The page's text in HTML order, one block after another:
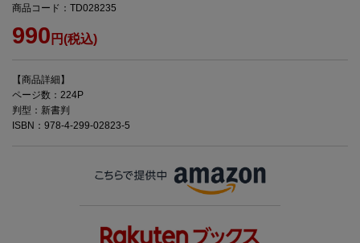
商品コード：TD028235
990 円(税込)
【商品詳細】
ページ数：224P
判型：新書判
ISBN：978-4-299-02823-5